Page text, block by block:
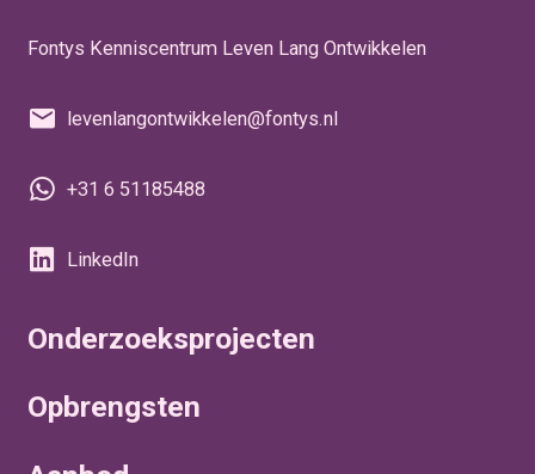
Fontys Kenniscentrum Leven Lang Ontwikkelen
levenlangontwikkelen@fontys.nl
+31 6 51185488
LinkedIn
Onderzoeksprojecten
Opbrengsten